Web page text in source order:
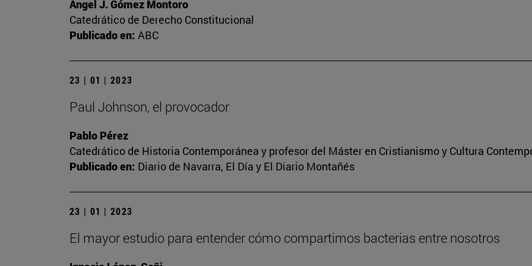
Ángel J. Gómez Montoro
Catedrático de Derecho Constitucional
Publicado en: ABC
23 | 01 | 2023
Paul Johnson, el provocador
Pablo Pérez
Catedrático de Historia Contemporánea y profesor del Máster en Cristianismo y Cultura
Publicado en: Diario de Navarra, El Día y El Diario Montañés
23 | 01 | 2023
El mayor estudio para entender cómo compartimos bacterias entre nosotros